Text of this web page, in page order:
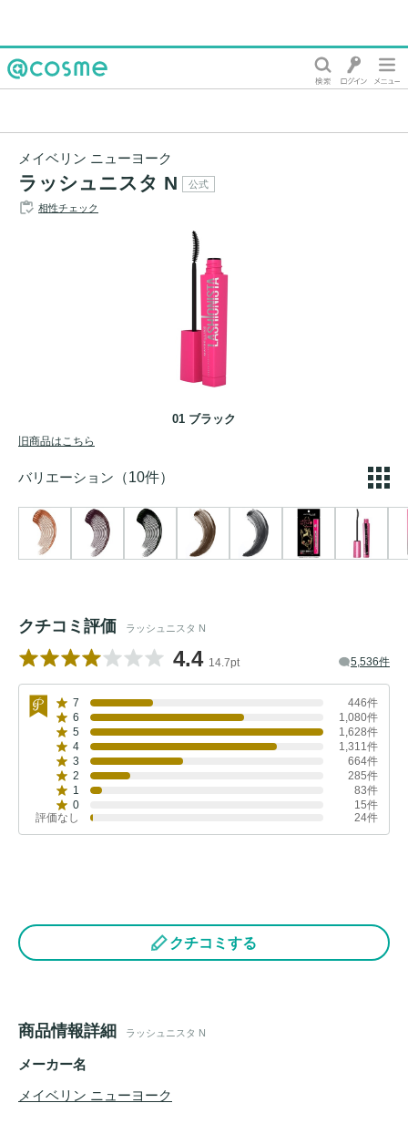
メイベリン ニューヨーク
ラッシュニスタ N 公式
相性チェック
01 ブラック
旧商品はこちら
バリエーション （10件）
クチコミ評価 ラッシュニスタ N
4.4 14.7pt 5,536件
7
446件
6
1,080件
5
1,628件
4
1,311件
3
664件
2
285件
1
83件
0
15件
評価なし
24件
クチコミする
商品情報詳細 ラッシュニスタ N
メーカー名
メイベリン ニューヨーク